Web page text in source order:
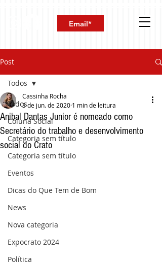
Post
Todos
Coluna Social
Categoria sem título
Categoria sem título
Eventos
Dicas do Que Tem de Bom
News
Nova categoria
Expocrato 2024
Política
Todos
Anibal Dantas Junior é nomeado como
Secretário do trabalho e desenvolvimento
social do Crato
Cassinha Rocha
3 de jun. de 2020 1 min de leitura